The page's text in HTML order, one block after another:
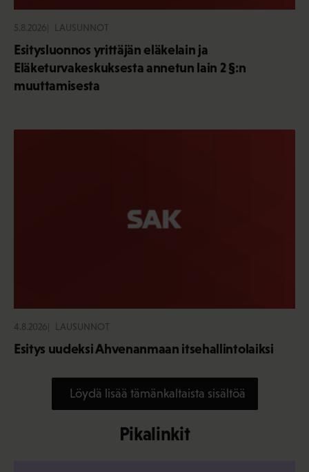
5.8.2026 LAUSUNNOT
Esitysluonnos yrittäjän eläkelain ja
Eläketurvakeskuksesta annetun lain 2 §:n
muuttamisesta
4.8.2026 LAUSUNNOT
Esitys uudeksi Ahvenanmaan itsehallintolaiksi
Löydä lisää tämänkaltaista sisältöä
Pikalinkit